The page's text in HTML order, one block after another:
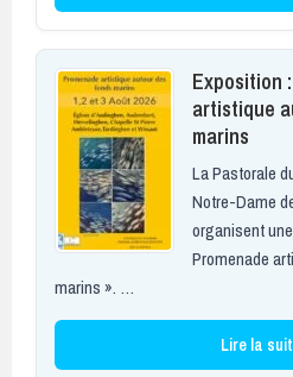
Exposition
artistique
marins
La Pastorale
Notre-Dame
organisent
Promenade
marins ». …
Lire la